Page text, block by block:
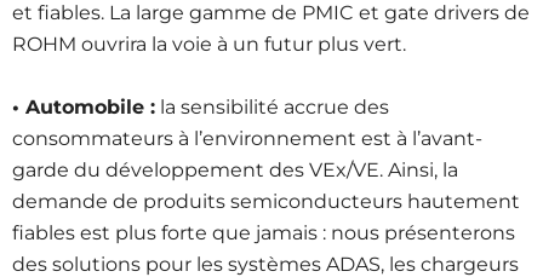
et fiables. La large gamme de PMIC et gate drivers de
ROHM ouvrira la voie à un futur plus vert.
• Automobile : la sensibilité accrue des
consommateurs à l’environnement est à l’avant-
garde du développement des VEx/VE. Ainsi, la
demande de produits semiconducteurs hautement
fiables est plus forte que jamais : nous présenterons
des solutions pour les systèmes ADAS, les chargeurs